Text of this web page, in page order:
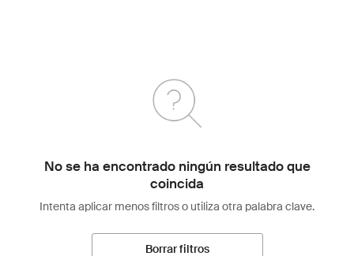
No se ha encontrado ningún resultado que
coincida
Intenta aplicar menos filtros o utiliza otra palabra clave.
Borrar filtros